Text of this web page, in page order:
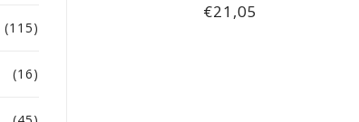
€21,05
(115)
(16)